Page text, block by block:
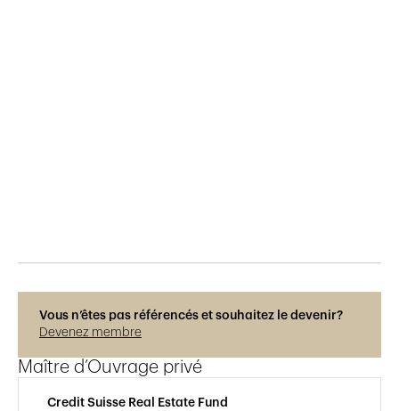
Vous n’êtes pas référencés et souhaitez le devenir?
Devenez membre
Maître d’Ouvrage privé
Credit Suisse Real Estate Fund